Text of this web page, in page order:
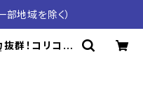
地域を除く）
群！コリコリ